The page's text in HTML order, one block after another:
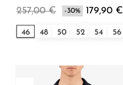
257,00 € -30% 179,90 €
46 48 50 52 54 56